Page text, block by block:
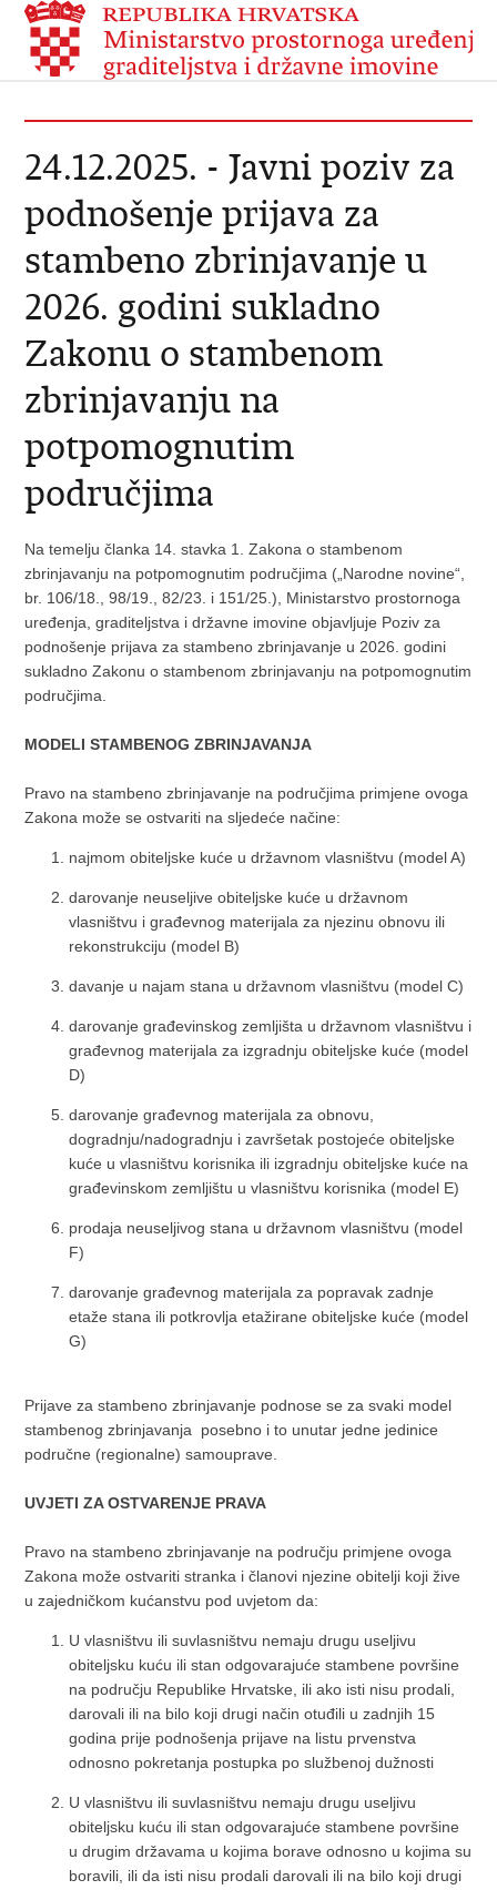
24.12.2025. - Javni poziv za
podnošenje prijava za
stambeno zbrinjavanje u
2026. godini sukladno
Zakonu o stambenom
zbrinjavanju na
potpomognutim
područjima
Na temelju članka 14. stavka 1. Zakona o stambenom
zbrinjavanju na potpomognutim područjima („Narodne novine“,
br. 106/18., 98/19., 82/23. i 151/25.), Ministarstvo prostornoga
uređenja, graditeljstva i državne imovine objavljuje Poziv za
podnošenje prijava za stambeno zbrinjavanje u 2026. godini
sukladno Zakonu o stambenom zbrinjavanju na potpomognutim
područjima.
MODELI STAMBENOG ZBRINJAVANJA
Pravo na stambeno zbrinjavanje na područjima primjene ovoga
Zakona može se ostvariti na sljedeće načine:
najmom obiteljske kuće u državnom vlasništvu (model A)
darovanje neuseljive obiteljske kuće u državnom
vlasništvu i građevnog materijala za njezinu obnovu ili
rekonstrukciju (model B)
davanje u najam stana u državnom vlasništvu (model C)
darovanje građevinskog zemljišta u državnom vlasništvu i
građevnog materijala za izgradnju obiteljske kuće (model
D)
darovanje građevnog materijala za obnovu,
dogradnju/nadogradnju i završetak postojeće obiteljske
kuće u vlasništvu korisnika ili izgradnju obiteljske kuće na
građevinskom zemljištu u vlasništvu korisnika (model E)
prodaja neuseljivog stana u državnom vlasništvu (model
F)
darovanje građevnog materijala za popravak zadnje
etaže stana ili potkrovlja etažirane obiteljske kuće (model
G)
Prijave za stambeno zbrinjavanje podnose se za svaki model
stambenog zbrinjavanja posebno i to unutar jedne jedinice
područne (regionalne) samouprave.
UVJETI ZA OSTVARENJE PRAVA
Pravo na stambeno zbrinjavanje na području primjene ovoga
Zakona može ostvariti stranka i članovi njezine obitelji koji žive
u zajedničkom kućanstvu pod uvjetom da:
U vlasništvu ili suvlasništvu nemaju drugu useljivu
obiteljsku kuću ili stan odgovarajuće stambene površine
na području Republike Hrvatske, ili ako isti nisu prodali,
darovali ili na bilo koji drugi način otuđili u zadnjih 15
godina prije podnošenja prijave na listu prvenstva
odnosno pokretanja postupka po službenoj dužnosti
U vlasništvu ili suvlasništvu nemaju drugu useljivu
obiteljsku kuću ili stan odgovarajuće stambene površine
u drugim državama u kojima borave odnosno u kojima su
boravili, ili da isti nisu prodali darovali ili na bilo koji drugi